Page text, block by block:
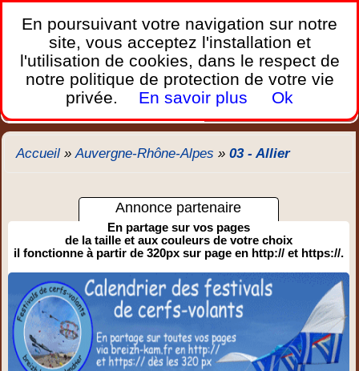
France Webcams,
Les webcams sur mobiles, portables et PC.
Home Bretagne Corse Plages Ports Montagnes
Trafic Chercher New
Accueil »Auvergne-Rhône-Alpes »03 - Allier
Annonce partenaire
En partage sur vos pages
de la taille et aux couleurs de votre choix
il fonctionne à partir de 320px sur page en http:// et https://.
En poursuivant votre navigation sur notre
site, vous acceptez l'installation et
l'utilisation de cookies, dans le respect de
notre politique de protection de votre vie
privée.
En savoir plus Ok